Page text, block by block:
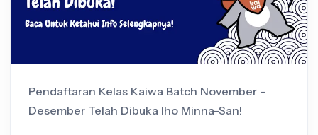
Pendaftaran Kelas Kaiwa Batch November -
Desember Telah Dibuka lho Minna-San!